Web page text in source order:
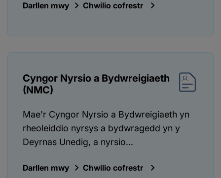
Darllen mwy Chwilio cofrestr
Cyngor Nyrsio a Bydwreigiaeth
(NMC)
Mae'r Cyngor Nyrsio a Bydwreigiaeth yn
rheoleiddio nyrsys a bydwragedd yn y
Deyrnas Unedig, a nyrsio...
Darllen mwy Chwilio cofrestr